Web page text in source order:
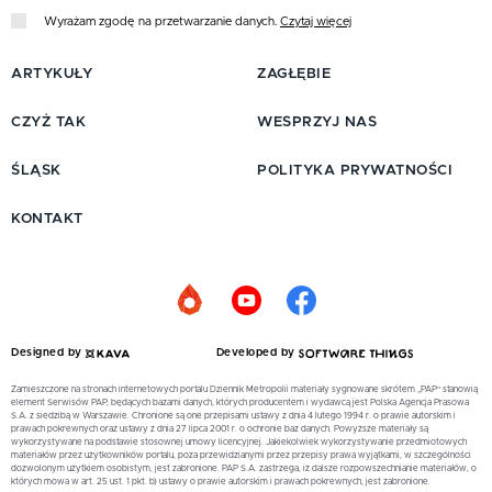
Wyrażam zgodę na przetwarzanie danych. Czytaj więcej
ARTYKUŁY
CZYŻ TAK
ŚLĄSK
ZAGŁĘBIE
WESPRZYJ NAS
POLITYKA PRYWATNOŚCI
KONTAKT
Designed by Developed by
Zamieszczone na stronach internetowych portalu Dziennik Metropolii materiały sygnowane skrótem „PAP” stanowią
element Serwisów PAP, będących bazami danych, których producentem i wydawcą jest Polska Agencja Prasowa
S.A. z siedzibą w Warszawie. Chronione są one przepisami ustawy z dnia 4 lutego 1994 r. o prawie autorskim i
prawach pokrewnych oraz ustawy z dnia 27 lipca 2001 r. o ochronie baz danych. Powyższe materiały są
wykorzystywane na podstawie stosownej umowy licencyjnej. Jakiekolwiek wykorzystywanie przedmiotowych
materiałów przez użytkowników portalu, poza przewidzianymi przez przepisy prawa wyjątkami, w szczególności
dozwolonym użytkiem osobistym, jest zabronione. PAP S.A. zastrzega, iż dalsze rozpowszechnianie materiałów, o
których mowa w art. 25 ust. 1 pkt. b) ustawy o prawie autorskim i prawach pokrewnych, jest zabronione.